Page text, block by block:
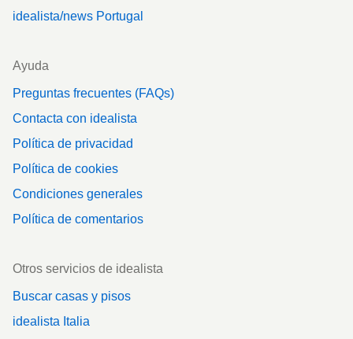
idealista/news Portugal
Ayuda
Preguntas frecuentes (FAQs)
Contacta con idealista
Política de privacidad
Política de cookies
Condiciones generales
Política de comentarios
Otros servicios de idealista
Buscar casas y pisos
idealista Italia